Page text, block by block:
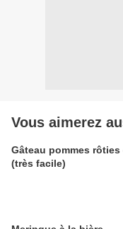
Vous aimerez
Gâteau pommes
(très facile)